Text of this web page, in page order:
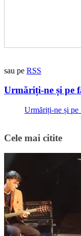
sau pe RSS
Urmăriți-ne și pe
Urmăriți-ne și pe
Cele mai citite